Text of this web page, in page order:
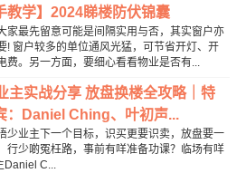
教学】2024睇楼防伏锦囊
家最先留意可能是间隔实用与否，其实窗户亦
! 窗户较多的单位通风光猛，可节省开灯、开
费。另一方面，要细心看看物业是否有...
主实战分享 放盘换楼全攻略｜特
：Daniel Ching、叶初声...
少业主下一个目标，识买更要识卖，放盘要一
行少啲冤枉路，事前有咩准备功课？临场有咩
Daniel C...